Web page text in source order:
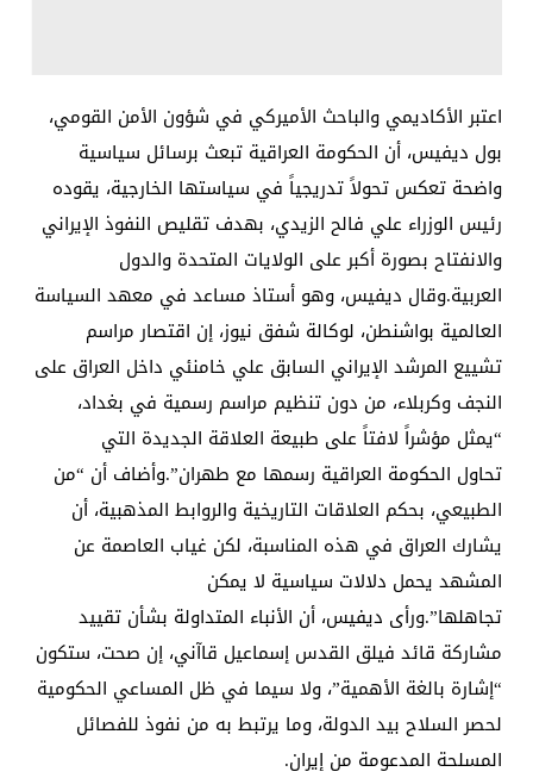
اعتبر الأكاديمي والباحث الأميركي في شؤون الأمن القومي،
بول ديفيس، أن الحكومة العراقية تبعث برسائل سياسية
واضحة تعكس تحولاً تدريجياً في سياستها الخارجية، يقوده
رئيس الوزراء علي فالح الزيدي، بهدف تقليص النفوذ الإيراني
والانفتاح بصورة أكبر على الولايات المتحدة والدول
العربية.وقال ديفيس، وهو أستاذ مساعد في معهد السياسة
العالمية بواشنطن، لوكالة شفق نيوز، إن اقتصار مراسم
تشييع المرشد الإيراني السابق علي خامنئي داخل العراق على
النجف وكربلاء، من دون تنظيم مراسم رسمية في بغداد،
“يمثل مؤشراً لافتاً على طبيعة العلاقة الجديدة التي
تحاول الحكومة العراقية رسمها مع طهران”.وأضاف أن “من
الطبيعي، بحكم العلاقات التاريخية والروابط المذهبية، أن
يشارك العراق في هذه المناسبة، لكن غياب العاصمة عن
المشهد يحمل دلالات سياسية لا يمكن
تجاهلها”.ورأى ديفيس، أن الأنباء المتداولة بشأن تقييد
مشاركة قائد فيلق القدس إسماعيل قاآني، إن صحت، ستكون
“إشارة بالغة الأهمية”، ولا سيما في ظل المساعي الحكومية
لحصر السلاح بيد الدولة، وما يرتبط به من نفوذ للفصائل
المسلحة المدعومة من إيران.